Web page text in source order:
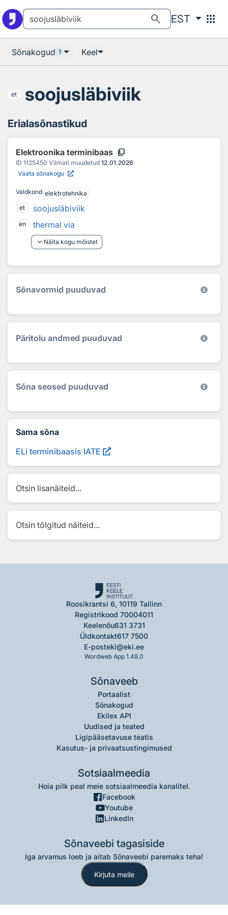
search EST apps
Sõnakogud 1 Keel
et soojusläbiviik
Erialasõnastikud
Elektroonika terminibaas content_copy
ID 1125450 Viimati muudetud 12.01.2026
Vaata sõnakogu
Valdkond elektrotehnika
et
soojusläbiviik
en
thermal via
keyboard_arrow_down Näita kogu mõistet
Sõnavormid puuduvad
Päritolu andmed puuduvad
Sõna seosed puuduvad
Sama sõna
ELi terminibaasis IATE
Otsin lisanäiteid...
Otsin tõlgitud näiteid...
Roosikrantsi 6, 10119 Tallinn
Registrikood 70004011
Keelenõu631 3731
Üldkontakt617 7500
E-posteki@eki.ee
Wordweb App 1.48.0
Sõnaveeb
Portaalist
Sõnakogud
Ekilex API
Uudised ja teated
Ligipääsetavuse teatis
Kasutus- ja privaatsustingimused
Sotsiaalmeedia
Hoia pilk peal meie sotsiaalmeedia kanalitel.
Facebook
Youtube
LinkedIn
Sõnaveebi tagasiside
Iga arvamus loeb ja aitab Sõnaveebi paremaks teha!
Kirjuta meile